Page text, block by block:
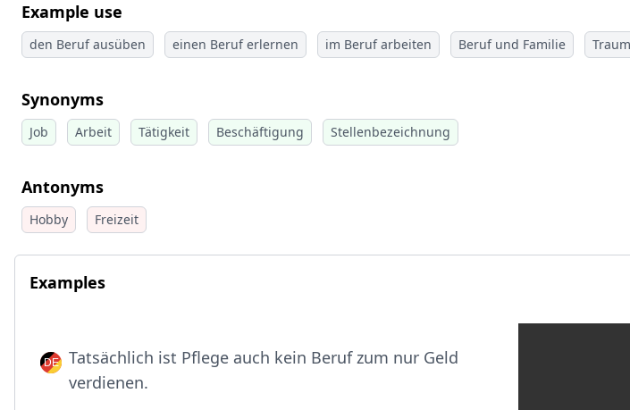
Example use
den Beruf ausüben einen Beruf erlernen im Beruf arbeiten Beruf und Familie
Synonyms
Job Arbeit Tätigkeit Beschäftigung Stellenbezeichnung
Antonyms
Hobby Freizeit
Examples
Tatsächlich ist Pflege auch kein Beruf zum nur Geld
verdienen.